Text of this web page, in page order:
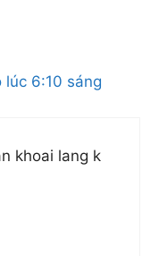
lúc 6:10 sáng
khoai lang k